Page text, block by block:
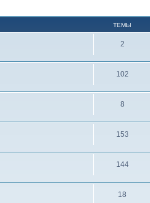
ТЕМЫ
2
102
8
153
144
18